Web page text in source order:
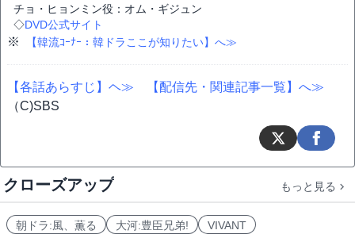
チョ・ヒョンミン役：オム・ギジュン
◇DVD公式サイト
※ 【韓流ｺｰﾅｰ：韓ドラここが知りたい】へ≫
【各話あらすじ】ヘ≫
【配信先・関連記事一覧】へ≫
（C)SBS
クローズアップ もっと見る
朝ドラ:風、薫る 大河:豊臣兄弟!
VIVANT